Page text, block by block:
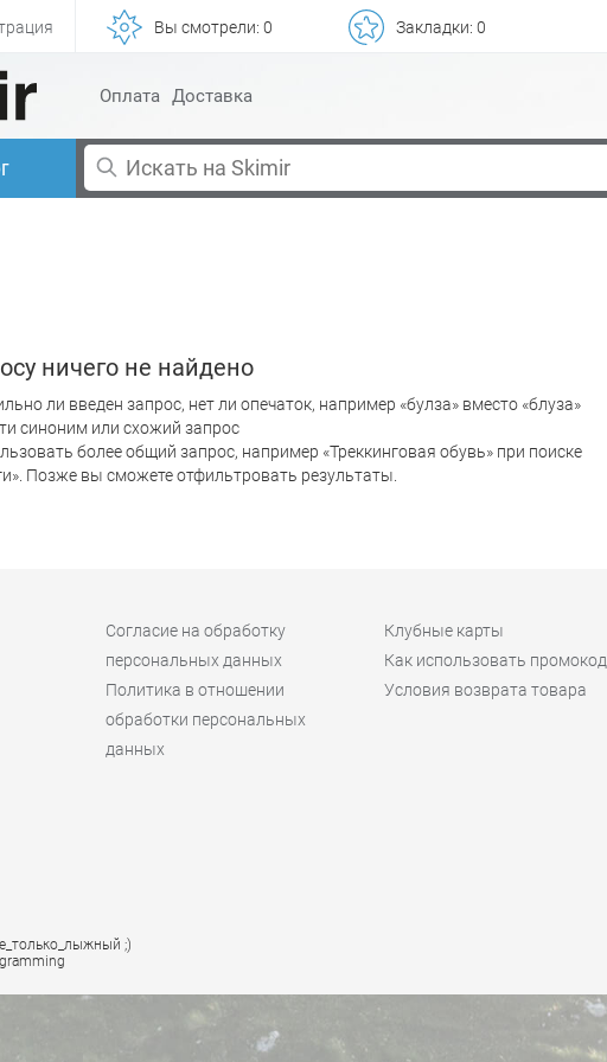
Вы смотрели: 0 Закладки: 0
Оплата Доставка
ничего не найдено
ли введен запрос, нет ли опечаток, например «булза» вместо «блуза»
синоним или схожий запрос
более общий запрос, например «Треккинговая обувь» при поиске
Позже вы сможете отфильтровать результаты.
Согласие на обработку
персональных данных
Политика в отношении
обработки персональных
данных
Клубные карты
Как использовать промокод
Условия возврата товара
;)